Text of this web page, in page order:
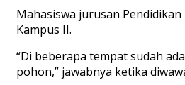
Mahasiswa jurusan Pendidikan
Kampus II.
“Di beberapa tempat sudah
pohon,” jawabnya ketika